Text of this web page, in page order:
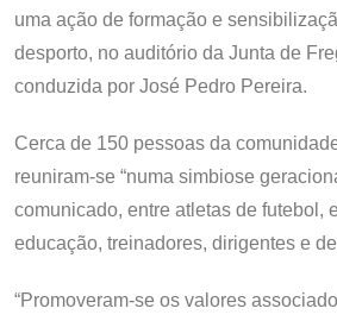
uma ação de formação e
desporto, no auditório da Junta de
conduzida por José Pedro Pereira.
Cerca de 150 pessoas da
reuniram-se “numa simbiose
comunicado, entre atletas de futebol,
educação, treinadores, dirigentes e
“Promoveram-se os valores